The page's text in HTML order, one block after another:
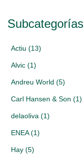
Subcategorías
Actiu (13)
Alvic (1)
Andreu World (5)
Carl Hansen & Son (1)
delaoliva (1)
ENEA (1)
Hay (5)